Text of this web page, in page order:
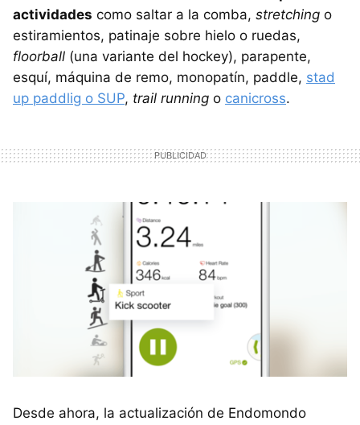
actividades como saltar a la comba, stretching o
estiramientos, patinaje sobre hielo o ruedas,
floorball (una variante del hockey), parapente,
esquí, máquina de remo, monopatín, paddle, stad
up paddlig o SUP, trail running o canicross.
Desde ahora, la actualización de Endomondo